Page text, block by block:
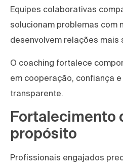
Equipes colaborativas
solucionam problemas com
desenvolvem relações mais
O coaching fortalece
em cooperação, confiança
transparente.
Fortalecimento
propósito
Profissionais engajados